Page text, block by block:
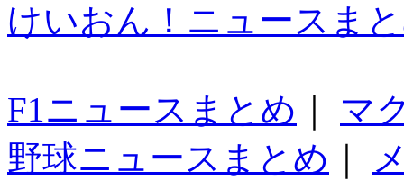
けいおん！ニュースま
F1ニュースまとめ
マ
野球ニュースまとめ